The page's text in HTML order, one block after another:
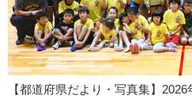
【都道府県だより・写真集】